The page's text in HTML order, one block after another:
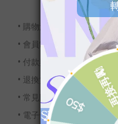
• 購物流程
• 會員制度
• 付款與配送
• 退換貨服務
• 常見問題
• 電子發票